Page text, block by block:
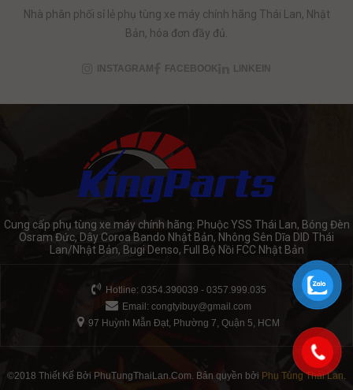
Nhà phân phối sỉ lẻ phụ tùng xe máy chính hãng Thái Lan, Nhật
Bản, hóa đơn đầy đủ.
INSTAGRAM FACEBOOK LINKEIN
Cung cấp phụ tùng xe máy chính hãng: Phuộc YSS Thái Lan, Bóng Đèn
Osram Đức, Dây Coroa Bando Nhật Bản, Nhông Sên Dĩa DID Thái
Lan/Nhật Bản, Bugi Denso, Full Bộ Nồi FCC Nhật Bản
Hotline: 0354.390039 - 0357.999.035
Email: congtyibuy@gmail.com
97 Huỳnh Mẫn Đạt, Phường 7, Quận 5, HCM
©2018 Thiết Kế Bởi PhuTungThaiLan.Com. Bản quyền bởi Phụ Tùng Thái Lan